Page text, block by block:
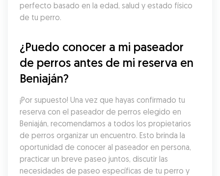
perfecto basado en la edad, salud y estado físico
de tu perro.
¿Puedo conocer a mi paseador
de perros antes de mi reserva en
Beniaján?
¡Por supuesto! Una vez que hayas confirmado tu
reserva con el paseador de perros elegido en
Beniaján, recomendamos a todos los propietarios
de perros organizar un encuentro. Esto brinda la
oportunidad de conocer al paseador en persona,
practicar un breve paseo juntos, discutir las
necesidades de paseo específicas de tu perro y